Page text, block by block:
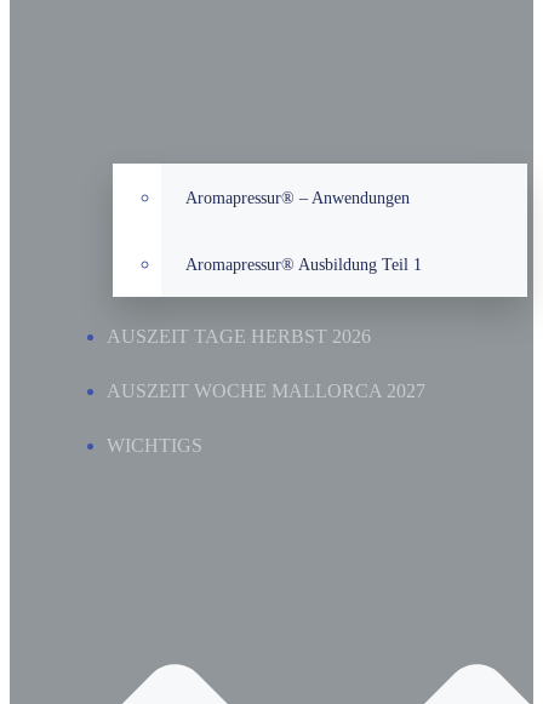
Aromapressur® – Anwendungen
Aromapressur® Ausbildung Teil 1
AUSZEIT TAGE HERBST 2026
AUSZEIT WOCHE MALLORCA 2027
WICHTIGS